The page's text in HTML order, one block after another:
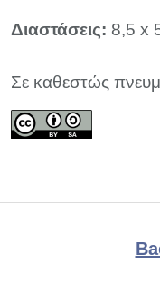
Διαστάσεις: 8,5 x
Σε καθεστώς